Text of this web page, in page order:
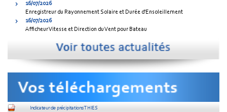
16/07/2026
Enregistreur du Rayonnement Solaire et Durée d'Ensoleillement
16/07/2026
Afficheur Vitesse et Direction du Vent pour Bateau
Indicateur de précipitations THIES